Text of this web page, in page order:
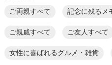
ご両親すべて 記念に残るメ
ご親戚すべて ご友人すべて
女性に喜ばれるグルメ・雑貨